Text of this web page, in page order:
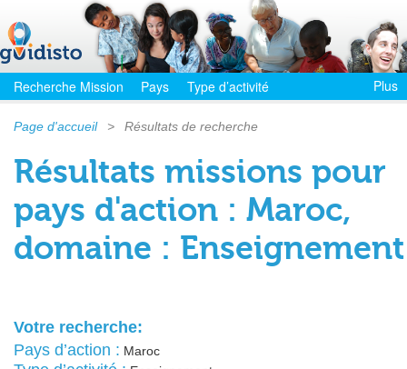
Recherche Mission Pays Type d’activité Plus
Page d'accueil > Résultats de recherche
Résultats missions pour
pays d'action : Maroc,
domaine : Enseignement
Votre recherche:
Pays d’action : Maroc